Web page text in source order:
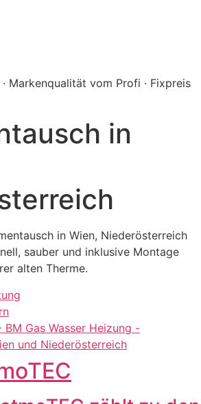
Markenqualität vom Profi · Fixpreis
in
in Wien, Niederösterreich
sauber und inklusive Montage
alten Therme.